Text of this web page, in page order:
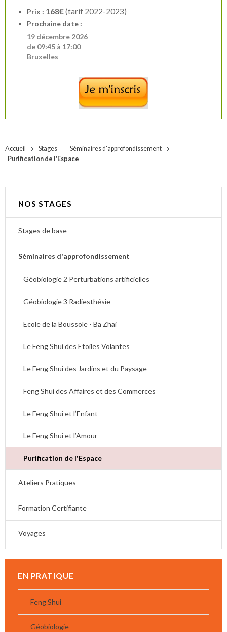
Prix : 168€(tarif 2022-2023)
Prochaine date :
19 décembre 2026
de 09:45 à 17:00
Bruxelles
Accueil Stages
Séminaires d'approfondissement
Purification de l'Espace
NOS STAGES
Stages de base
Séminaires d'approfondissement
Géobiologie 2 Perturbations artificielles
Géobiologie 3 Radiesthésie
Ecole de la Boussole - Ba Zhai
Le Feng Shui des Etoiles Volantes
Le Feng Shui des Jardins et du Paysage
Feng Shui des Affaires et des Commerces
Le Feng Shui et l’Enfant
Le Feng Shui et l’Amour
Purification de l'Espace
Ateliers Pratiques
Formation Certifiante
Voyages
EN PRATIQUE
Feng Shui
Géobiologie